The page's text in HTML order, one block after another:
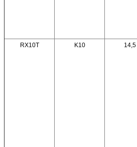
RX10T K10 14,5